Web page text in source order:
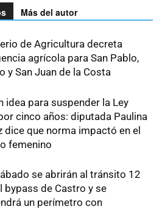
Más del autor
de Agricultura decreta
agrícola para San Pablo,
y San Juan de la Costa
idea para suspender la Ley
cinco años: diputada Paulina
dice que norma impactó en el
femenino
se abrirán al tránsito 12
bypass de Castro y se
un perímetro con